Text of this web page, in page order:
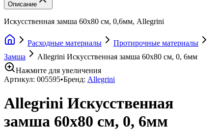
Описание
Искусственная замша 60х80 см, 0,6мм, Allegrini
Расходные материалы
Протирочные материалы
Замша
Allegrini Искусственная замша 60х80 см, 0, 6мм
Нажмите для увеличения
Артикул: 005595•Бренд: Allegrini
Allegrini Искусственная
замша 60х80 см, 0, 6мм